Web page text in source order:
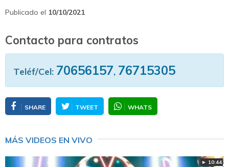
Publicado el 10/10/2021
Contacto para contratos
Teléf/Cel: 70656157, 76715305
SHARE TWEET WHATS
MÁS VIDEOS EN VIVO
► 10:44